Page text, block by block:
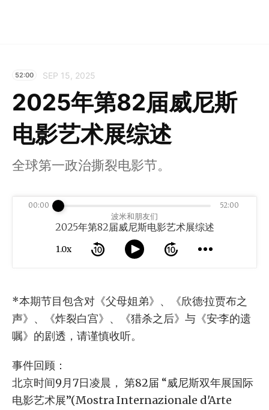
52:00 SEP 15, 2025
2025年第82届威尼斯
电影艺术展综述
全球第一政治撕裂电影节。
波米和朋友们
2025年第82届威尼斯电影艺术展综述
1.0x
00:00 52:00
*本期节目包含对《父母姐弟》、《欣德·拉贾布之
声》、《炸裂白宫》、《猎杀之后》与《安·李的遗
嘱》的剧透，请谨慎收听。
事件回顾：
北京时间9月7日凌晨， 第82届 “威尼斯双年展国际
电影艺术展”(Mostra Internazionale d'Arte